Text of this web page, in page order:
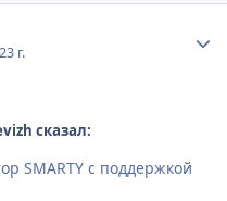
3 г.
сказал:
SMARTY с поддержкой